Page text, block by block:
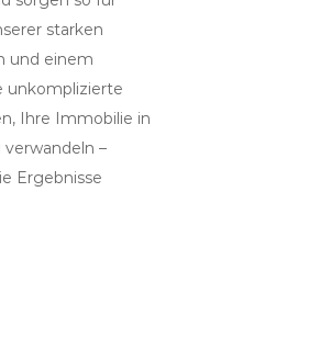
starken
und einem
unkomplizierte
Ihre Immobilie in
–
Ergebnisse